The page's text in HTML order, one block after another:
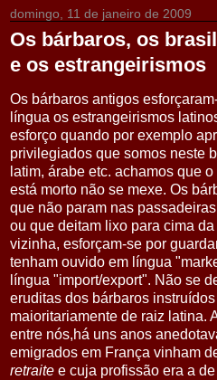
domingo, 11 de janeiro de 2009
Os bárbaros, os
e os estrangeirismos
Os bárbaros antigos
língua os estrangeirismos
esforço quando por exemplo
privilegiados que somos neste
latim, árabe etc. achamos que
está morto não se mexe. Os
que não param nas
ou que deitam lixo para cima
vizinha, esforçam-se por
tenham ouvido em língua
língua "import/export". Não se
eruditas dos bárbaros
maioritariamente de raiz latina.
entre nós,há uns anos
emigrados em França vinham
retraite e cuja profissão era a de